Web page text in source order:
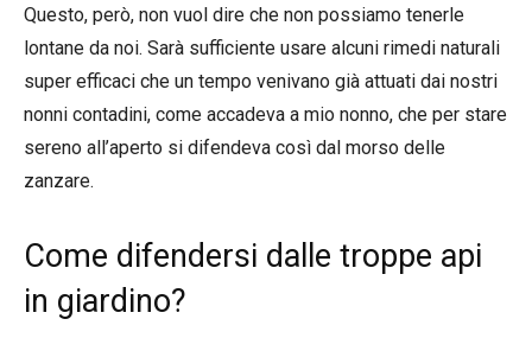
Questo, però, non vuol dire che non possiamo tenerle
lontane da noi. Sarà sufficiente usare alcuni rimedi naturali
super efficaci che un tempo venivano già attuati dai nostri
nonni contadini, come accadeva a mio nonno, che per stare
sereno all’aperto si difendeva così dal morso delle
zanzare.
Come difendersi dalle troppe api
in giardino?